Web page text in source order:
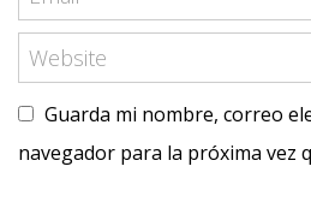
Guarda mi nombre, correo
navegador para la próxima vez